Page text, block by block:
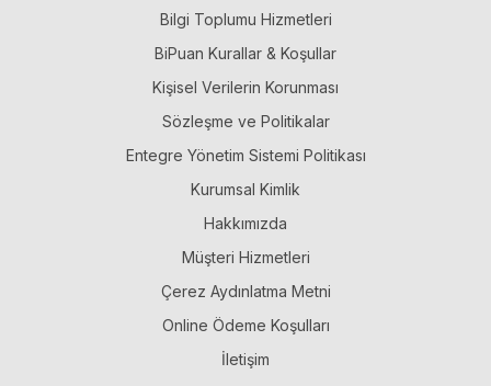
Bilgi Toplumu Hizmetleri
BiPuan Kurallar & Koşullar
Kişisel Verilerin Korunması
Sözleşme ve Politikalar
Entegre Yönetim Sistemi Politikası
Kurumsal Kimlik
Hakkımızda
Müşteri Hizmetleri
Çerez Aydınlatma Metni
Online Ödeme Koşulları
İletişim